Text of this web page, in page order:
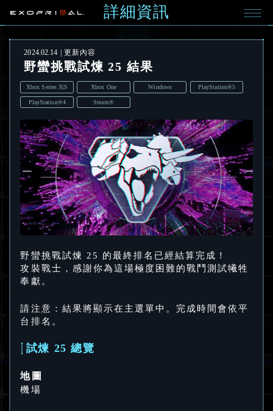
詳細資訊
2024.02.14 更新內容
野蠻挑戰試煉 25 結果
Xbox Series X|S Xbox One Windows PlayStation®5
PlayStation®4 Steam®
野蠻挑戰試煉 25 的最終排名已經結算完成！
攻裝戰士，感謝你為這場極度困難的戰鬥測試犧牲
奉獻。
請注意：結果將顯示在主選單中。完成時間會依平
台排名。
試煉 25 總覽
地圖
機場